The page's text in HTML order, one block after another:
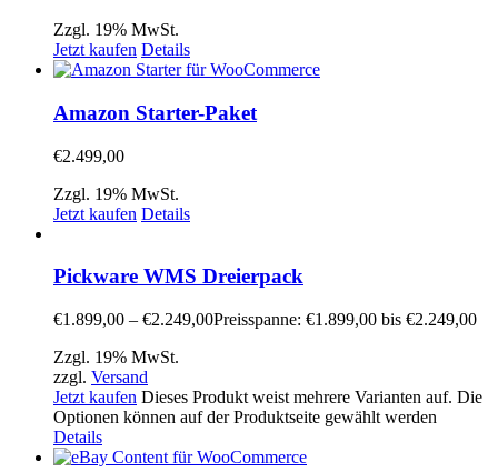
Zzgl. 19% MwSt.
Jetzt kaufen Details
Amazon Starter-Paket
€2.499,00
Zzgl. 19% MwSt.
Jetzt kaufen Details
Pickware WMS Dreierpack
€1.899,00 – €2.249,00Preisspanne: €1.899,00 bis €2.249,00
Zzgl. 19% MwSt.
zzgl. Versand
Jetzt kaufen Dieses Produkt weist mehrere Varianten auf. Die
Optionen können auf der Produktseite gewählt werden
Details